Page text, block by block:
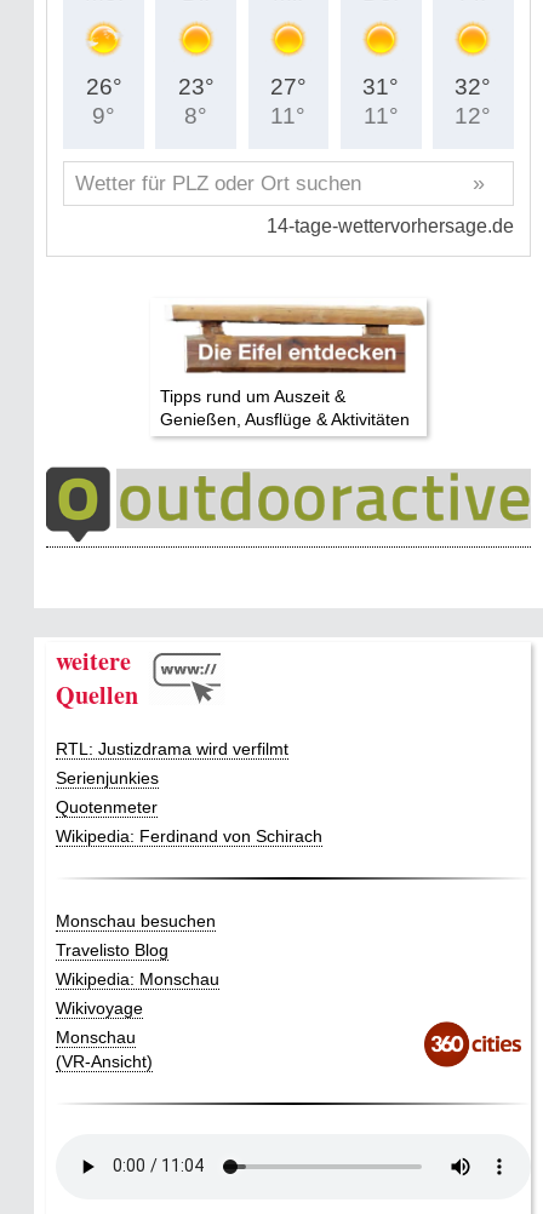
Tipps rund um Auszeit &
Genießen, Ausflüge & Aktivitäten
weitere
Quellen
RTL: Justizdrama wird verfilmt
Serienjunkies
Quotenmeter
Wikipedia: Ferdinand von Schirach
Monschau besuchen
Travelisto Blog
Wikipedia: Monschau
Wikivoyage
Monschau
(VR-Ansicht)